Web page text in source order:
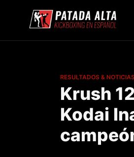
RESULTADOS &
Krush
Kodai